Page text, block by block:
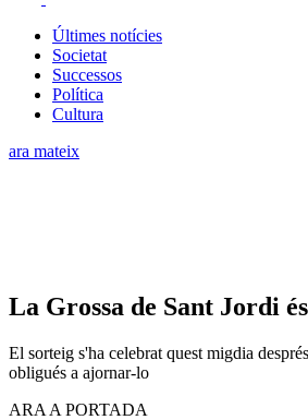
Últimes notícies
Societat
Successos
Política
Cultura
ara mateix
La Grossa de Sant Jordi
El sorteig s'ha celebrat quest migdia
obligués a ajornar-lo
ARA A PORTADA